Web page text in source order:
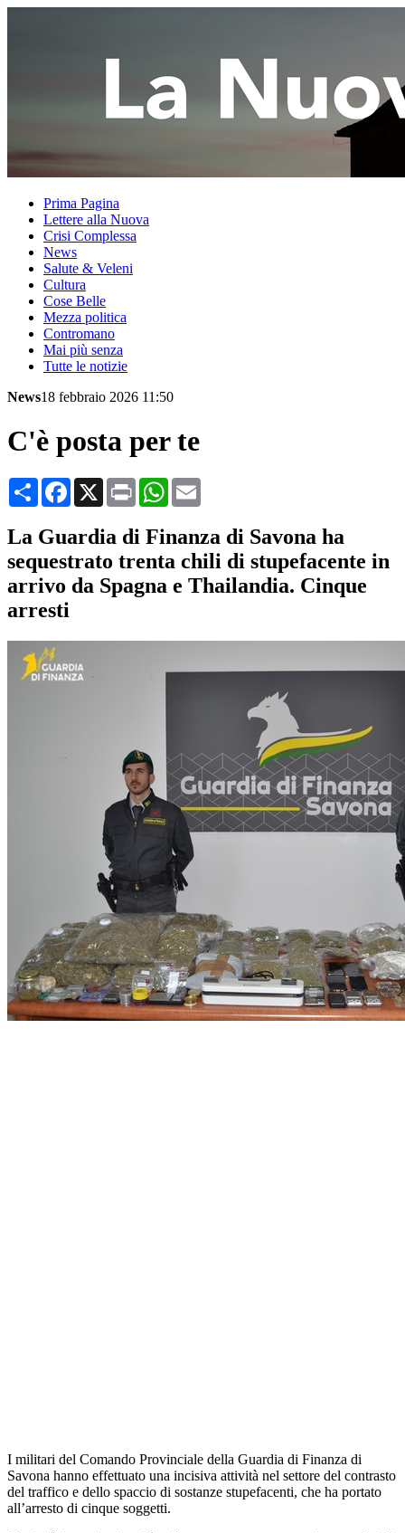
Prima Pagina
Lettere alla Nuova
Crisi Complessa
News
Salute & Veleni
Cultura
Cose Belle
Mezza politica
Contromano
Mai più senza
Tutte le notizie
News18 febbraio 2026 11:50
C'è posta per te
CondividiFacebook
X Print WhatsApp
La Guardia di Finanza di Savona ha
sequestrato trenta chili di stupefacente in
arrivo da Spagna e Thailandia. Cinque
arresti
I militari del Comando Provinciale della Guardia di Finanza di
Savona hanno effettuato una incisiva attività nel settore del contrasto
del traffico e dello spaccio di sostanze stupefacenti, che ha portato
all’arresto di cinque soggetti.